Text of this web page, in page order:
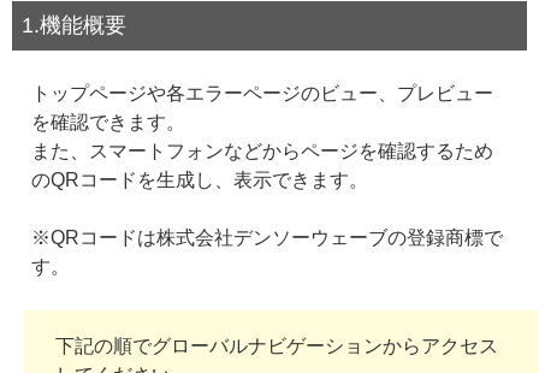
1.機能概要
トップページや各エラーページのビュー、プレビュー
を確認できます。
また、スマートフォンなどからページを確認するため
のQRコードを生成し、表示できます。
※QRコードは株式会社デンソーウェーブの登録商標で
す。
下記の順でグローバルナビゲーションからアクセス